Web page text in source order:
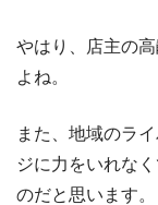
やはり、店主の
よね。
また、地域のラ
ジに力をいれな
のだと思います。